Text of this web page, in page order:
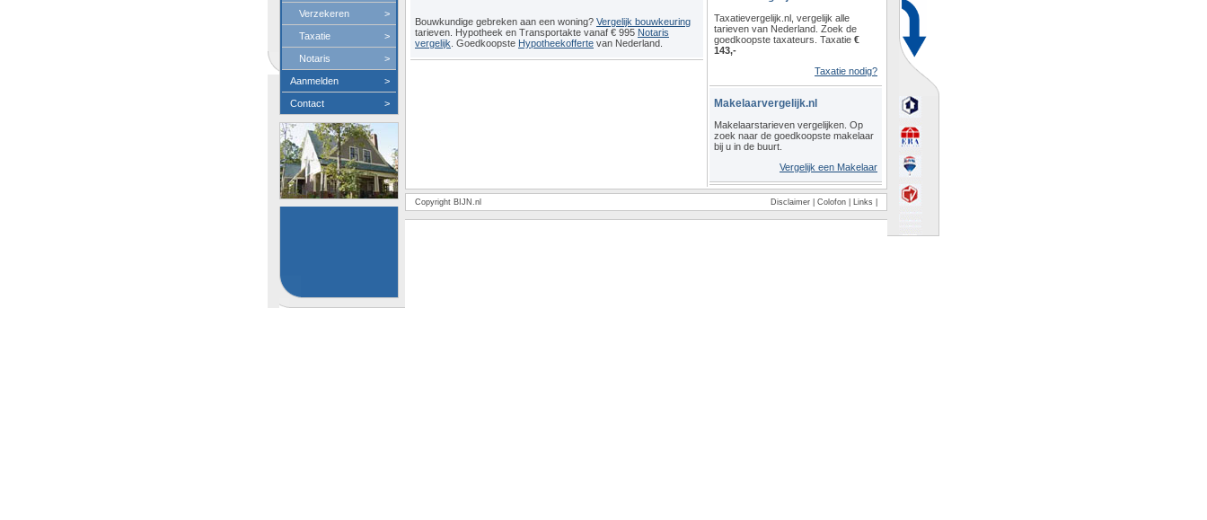
Verzekeren >
Taxatie >
Notaris >
Aanmelden >
Contact >
Bouwkundige gebreken aan een woning? Vergelijk bouwkeuring
tarieven. Hypotheek en Transportakte vanaf € 995 Notaris
vergelijk . Goedkoopste Hypotheekofferte van Nederland.
Taxatievergelijk.nl, vergelijk alle
tarieven van Nederland. Zoek de
goedkoopste taxateurs. Taxatie €
143,-
Taxatie nodig?
Makelaarvergelijk.nl
Makelaarstarieven vergelijken. Op
zoek naar de goedkoopste makelaar
bij u in de buurt.
Vergelijk een Makelaar
Copyright BIJN.nl Disclaimer Colofon Links